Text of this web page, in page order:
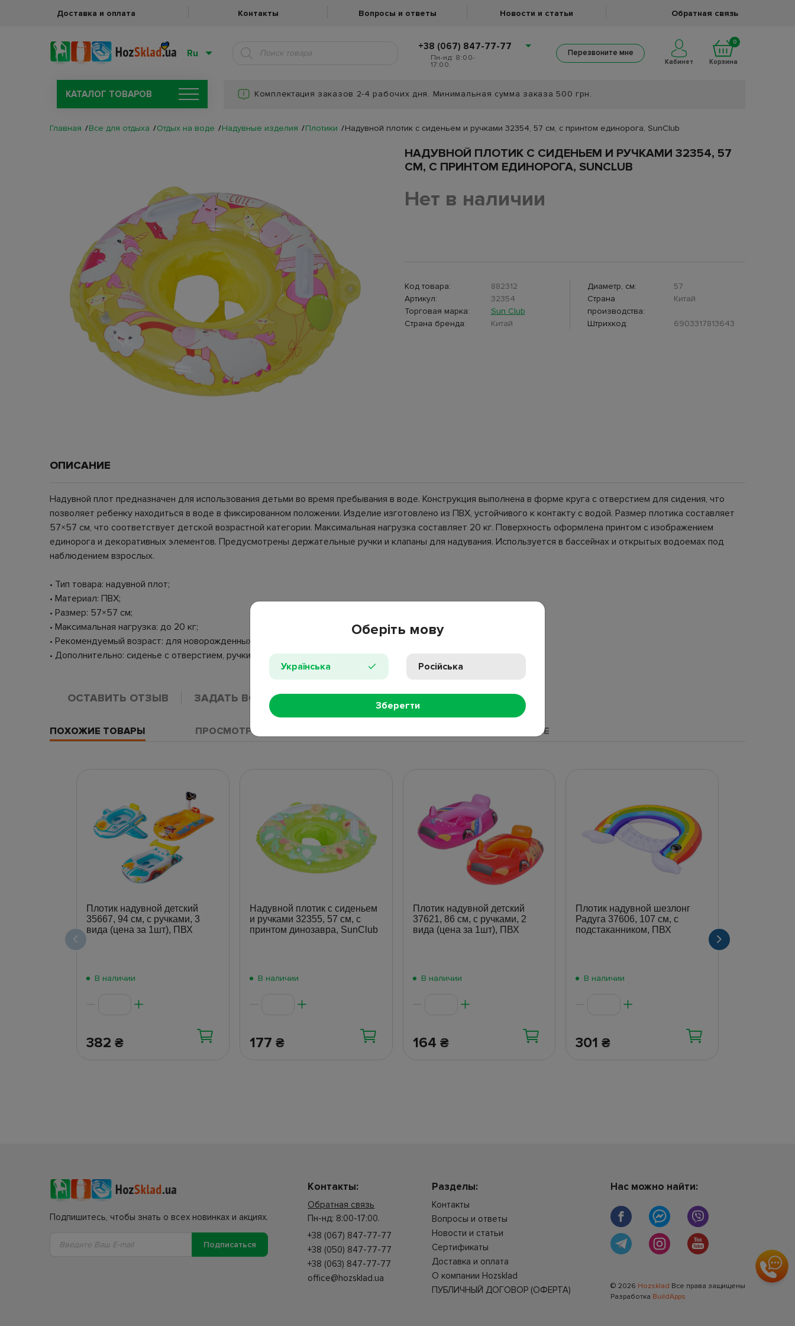
Доставка и оплата Контакты Вопросы и ответы Новости и статьи Обратная связь
Ru
+38 (067) 847-77-77
Пн-нд: 8:00-
17:00.
Перезвоните мне
Кабинет
0
Корзина
КАТАЛОГ ТОВАРОВ Комплектация заказов 2-4 рабочих дня. Минимальная сумма заказа 500 грн.
Главная Все для отдыха Отдых на воде Надувные изделия Плотики Надувной плотик с сиденьем и ручками 32354, 57 см, с принтом единорога, SunClub
НАДУВНОЙ ПЛОТИК С СИДЕНЬЕМ И РУЧКАМИ 32354, 57
СМ, С ПРИНТОМ ЕДИНОРОГА, SUNCLUB
Нет в наличии
Код товара:
882312
Артикул:
32354
Торговая марка:
Sun Club
Страна бренда:
Китай
Диаметр, см:
57
Страна
производства:
Китай
Штрихкод: 6903317813643
ОПИСАНИЕ
Надувной плот предназначен для использования детьми во время пребывания в воде. Конструкция выполнена в форме круга с отверстием для сидения, что
позволяет ребенку находиться в воде в фиксированном положении. Изделие изготовлено из ПВХ, устойчивого к контакту с водой. Размер плотика составляет
57×57 см, что соответствует детской возрастной категории. Максимальная нагрузка составляет 20 кг. Поверхность оформлена принтом с изображением
единорога и декоративных элементов. Предусмотрены держательные ручки и клапаны для надувания. Используется в бассейнах и открытых водоемах под
наблюдением взрослых.
• Тип товара: надувной плот;
• Материал: ПВХ;
• Размер: 57×57 см;
• Максимальная нагрузка: до 20 кг;
• Рекомендуемый возраст: для новорожденных;
• Дополнительно: сиденье с отверстием, ручки, принт единорога, клапаны для надувания.
ОСТАВИТЬ ОТЗЫВ ЗАДАТЬ ВОПРОС
ПОХОЖИЕ ТОВАРЫ ПРОСМОТРЕННЫЕ ТОВАРЫ ПОПУЛЯРНЫЕ
Плотик надувной детский
35667, 94 см, с ручками, 3
вида (цена за 1шт), ПВХ
В наличии
382 ₴
Надувной плотик с сиденьем
и ручками 32355, 57 см, с
принтом динозавра, SunClub
В наличии
177 ₴
Плотик надувной детский
37621, 86 см, с ручками, 2
вида (цена за 1шт), ПВХ
В наличии
164 ₴
Плотик надувной шезлонг
Радуга 37606, 107 см, с
подстаканником, ПВХ
В наличии
301₴
Оберіть мову
Українська Російська
Зберегти
Подпишитесь, чтобы знать о всех новинках и акциях.
Подписаться
Контакты:
Обратная связь
Пн-нд: 8:00-17:00.
+38 (067) 847-77-77
+38 (050) 847-77-77
+38 (063) 847-77-77
office@hozsklad.ua
Разделы:
Контакты
Вопросы и ответы
Новости и статьи
Сертификаты
Доставка и оплата
О компании Hozsklad
ПУБЛИЧНЫЙ ДОГОВОР (ОФЕРТА)
Нас можно найти:
© 2026 Hozsklad Все права защищены
Разработка BuildApps